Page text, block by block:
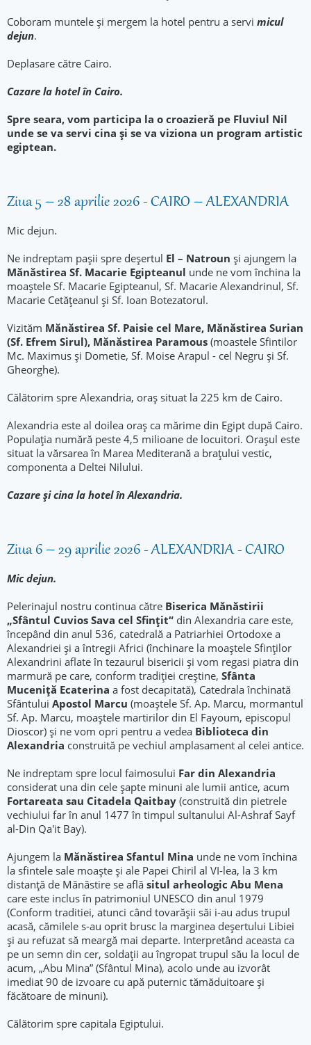
Coboram muntele și mergem la hotel pentru a servi micul
dejun.
Deplasare către Cairo.
Cazare la hotel în Cairo.
Spre seara, vom participa la o croazieră pe Fluviul Nil
unde se va servi cina și se va viziona un program artistic
egiptean.
Ziua 5 – 28 aprilie 2026 - CAIRO – ALEXANDRIA
Mic dejun.
Ne indreptam pașii spre deșertul El – Natroun și ajungem la
Mănăstirea Sf. Macarie Egipteanul unde ne vom închina la
moaștele Sf. Macarie Egipteanul, Sf. Macarie Alexandrinul, Sf.
Macarie Cetățeanul și Sf. Ioan Botezatorul.
Vizităm Mănăstirea Sf. Paisie cel Mare, Mănăstirea Surian
(Sf. Efrem Sirul), Mănăstirea Paramous (moastele Sfintilor
Mc. Maximus și Dometie, Sf. Moise Arapul - cel Negru și Sf.
Gheorghe).
Călătorim spre Alexandria, oraș situat la 225 km de Cairo.
Alexandria este al doilea oraș ca mărime din Egipt după Cairo.
Populația numără peste 4,5 milioane de locuitori. Orașul este
situat la vărsarea în Marea Mediterană a brațului vestic,
componenta a Deltei Nilului.
Cazare și cina la hotel în Alexandria.
Ziua 6 – 29 aprilie 2026 - ALEXANDRIA - CAIRO
Mic dejun.
Pelerinajul nostru continua către Biserica Mănăstirii
„Sfântul Cuvios Sava cel Sfinţit“ din Alexandria care este,
începând din anul 536, catedrală a Patriarhiei Ortodoxe a
Alexandriei şi a întregii Africi (închinare la moaştele Sfinților
Alexandrini aflate în tezaurul bisericii și vom regasi piatra din
marmură pe care, conform tradiţiei creştine, Sfânta
Muceniţă Ecaterina a fost decapitată), Catedrala închinată
Sfântului Apostol Marcu (moaștele Sf. Ap. Marcu, mormantul
Sf. Ap. Marcu, moaștele martirilor din El Fayoum, episcopul
Dioscor) și ne vom opri pentru a vedea Biblioteca din
Alexandria construită pe vechiul amplasament al celei antice.
Ne indreptam spre locul faimosului Far din Alexandria
considerat una din cele șapte minuni ale lumii antice, acum
Fortareata sau Citadela Qaitbay (construită din pietrele
vechiului far în anul 1477 în timpul sultanului Al-Ashraf Sayf
al-Din Qa'it Bay).
Ajungem la Mănăstirea Sfantul Mina unde ne vom închina
la sfintele sale moaște și ale Papei Chiril al VI-lea, la 3 km
distanță de Mănăstire se află situl arheologic Abu Mena
care este inclus în patrimoniul UNESCO din anul 1979
(Conform traditiei, atunci când tovarășii săi i-au adus trupul
acasă, cămilele s-au oprit brusc la marginea deșertului Libiei
și au refuzat să meargă mai departe. Interpretând aceasta ca
pe un semn din cer, soldații au îngropat trupul său la locul de
acum, „Abu Mina” (Sfântul Mina), acolo unde au izvorât
imediat 90 de izvoare cu apă puternic tămăduitoare și
făcătoare de minuni).
Călătorim spre capitala Egiptului.